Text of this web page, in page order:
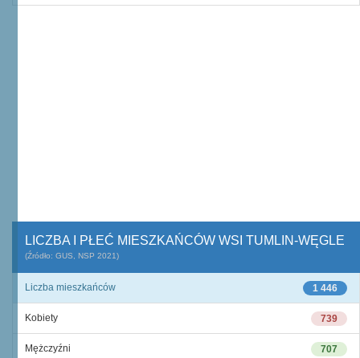
LICZBA I PŁEĆ MIESZKAŃCÓW WSI TUMLIN-WĘGLE
(Źródło: GUS, NSP 2021)
1 446
Liczba mieszkańców
739
Kobiety
707
Mężczyźni